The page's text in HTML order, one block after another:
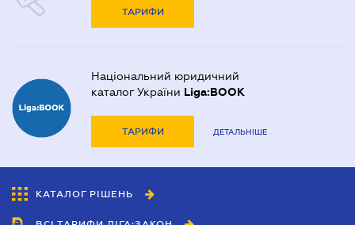
ТАРИФИ
Національний юридичний
каталог України Liga:BOOK
ТАРИФИ ДЕТАЛЬНІШЕ
КАТАЛОГ РІШЕНЬ